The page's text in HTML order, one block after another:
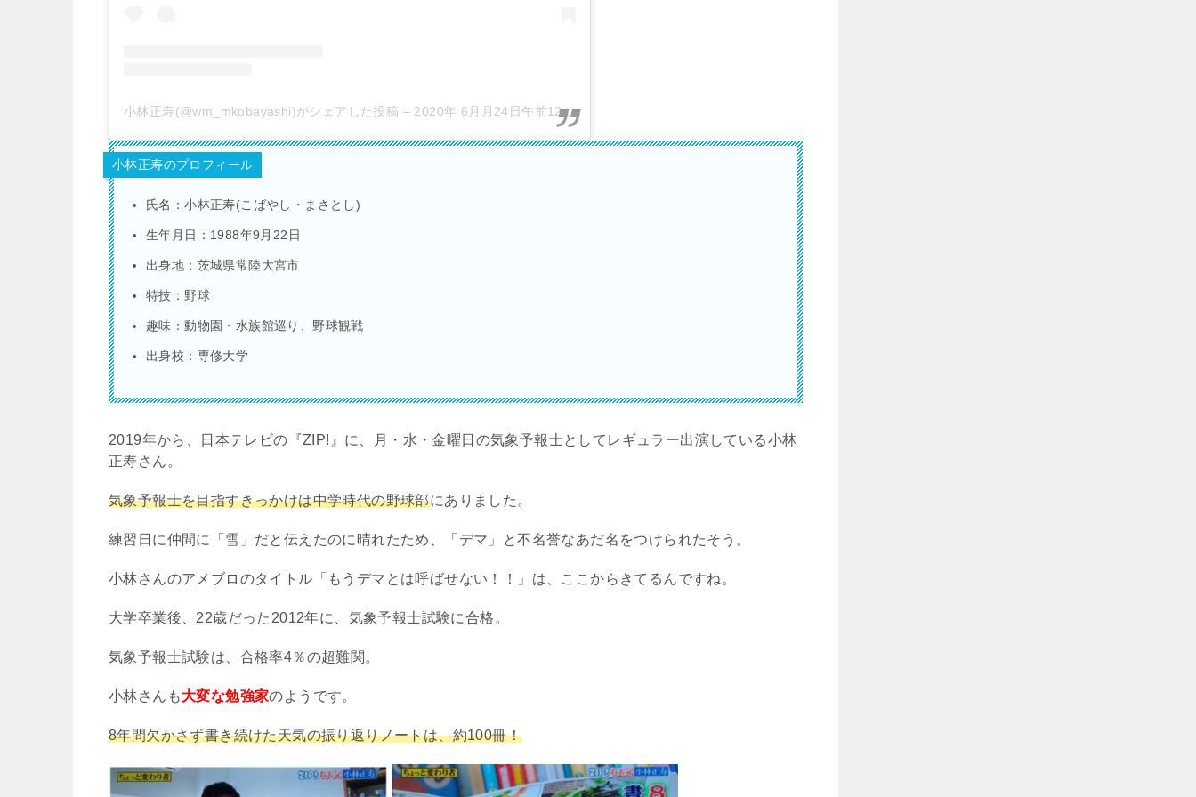
小林正寿(@wm_mkobayashi)がシェアした投稿 – 2020年 6月月24日午前12時54分PDT
小林正寿のプロフィール
氏名：小林正寿(こばやし・まさとし)
生年月日： 1988年9 月 22 日
出身地：茨城県常陸大宮市
特技：野球
趣味：動物園・水族館巡り、野球観戦
出身校：専修大学
2019年から、日本テレビの『ZIP! 』に、月・水・金曜日の気象予報士としてレギュラー出演している小林
正寿さん。
気象予報士を目指すきっかけは中学時代の野球部にありました。
練習日に仲間に「雪」だと伝えたのに晴れたため、「デマ」と不名誉なあだ名をつけられたそう。
小林さんのアメブロのタイトル「もうデマとは呼ばせない！！」は、ここからきてるんですね。
大学卒業後、 22歳だった 2012年に、気象予報士試験に合格。
気象予報士試験は、合格率4％の超難関。
小林さんも大変な勉強家のようです。
8年間欠かさず書き続けた天気の振り返りノートは、約100冊！